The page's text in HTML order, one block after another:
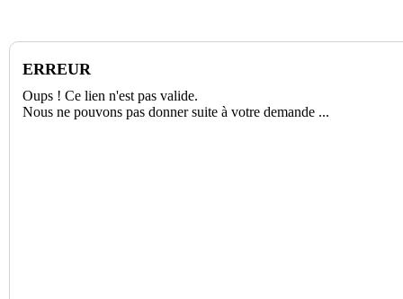
ERREUR
Oups ! Ce lien n'est pas valide.
Nous ne pouvons pas donner suite à votre demande ...